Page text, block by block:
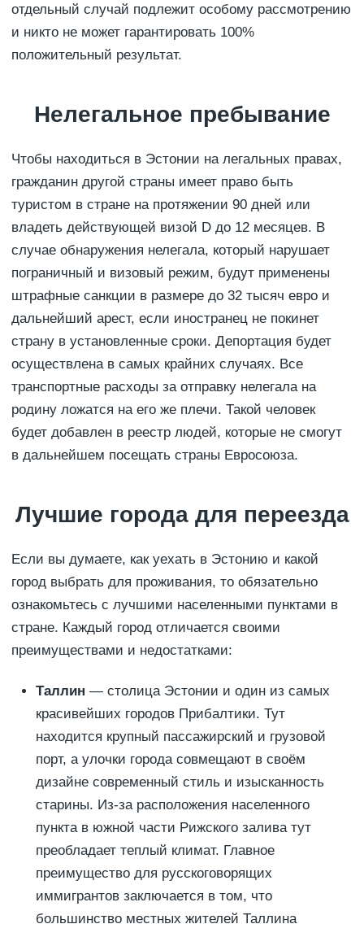
отдельный случай подлежит особому рассмотрению
и никто не может гарантировать 100%
положительный результат.
Нелегальное пребывание
Чтобы находиться в Эстонии на легальных правах,
гражданин другой страны имеет право быть
туристом в стране на протяжении 90 дней или
владеть действующей визой D до 12 месяцев. В
случае обнаружения нелегала, который нарушает
пограничный и визовый режим, будут применены
штрафные санкции в размере до 32 тысяч евро и
дальнейший арест, если иностранец не покинет
страну в установленные сроки. Депортация будет
осуществлена в самых крайних случаях. Все
транспортные расходы за отправку нелегала на
родину ложатся на его же плечи. Такой человек
будет добавлен в реестр людей, которые не смогут
в дальнейшем посещать страны Евросоюза.
Лучшие города для переезда
Если вы думаете, как уехать в Эстонию и какой
город выбрать для проживания, то обязательно
ознакомьтесь с лучшими населенными пунктами в
стране. Каждый город отличается своими
преимуществами и недостатками:
Таллин — столица Эстонии и один из самых
красивейших городов Прибалтики. Тут
находится крупный пассажирский и грузовой
порт, а улочки города совмещают в своём
дизайне современный стиль и изысканность
старины. Из-за расположения населенного
пункта в южной части Рижского залива тут
преобладает теплый климат. Главное
преимущество для русскоговорящих
иммигрантов заключается в том, что
большинство местных жителей Таллина